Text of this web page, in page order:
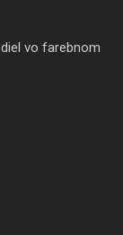
vo farebnom